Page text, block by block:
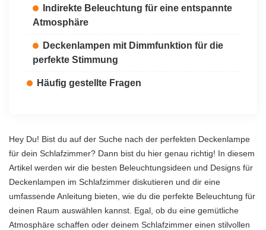
Indirekte Beleuchtung für eine entspannte
Atmosphäre
Deckenlampen mit Dimmfunktion für die
perfekte Stimmung
Häufig gestellte Fragen
Hey Du! Bist du auf der Suche nach der perfekten Deckenlampe
für dein Schlafzimmer? Dann bist du hier genau richtig! In diesem
Artikel werden wir die besten Beleuchtungsideen und Designs für
Deckenlampen im Schlafzimmer diskutieren und dir eine
umfassende Anleitung bieten, wie du die perfekte Beleuchtung für
deinen Raum auswählen kannst. Egal, ob du eine gemütliche
Atmosphäre schaffen oder deinem Schlafzimmer einen stilvollen